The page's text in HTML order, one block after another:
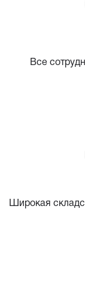
Все
Широкая